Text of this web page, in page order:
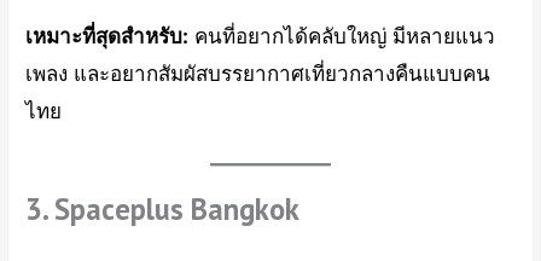
เหมาะที่สุดสำหรับ: คนที่อยากได้คลับใหญ่ มีหลายแนว
เพลง และอยากสัมผัสบรรยากาศเที่ยวกลางคืนแบบคน
ไทย
3. Spaceplus Bangkok